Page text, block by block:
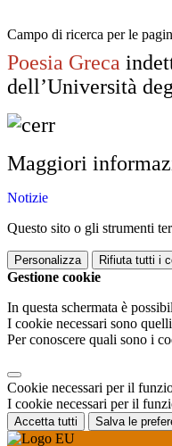
Campo di ricerca per le
Poesia Greca
dell’Università
Maggiori
Notizie
Questo sito o gli strumenti
Personalizza Rifiuta tutti i
Gestione cookie
In questa schermata è
I cookie necessari sono
Per conoscere quali sono i
Cookie necessari per il
I cookie necessari per il
Accetta tutti Salva le